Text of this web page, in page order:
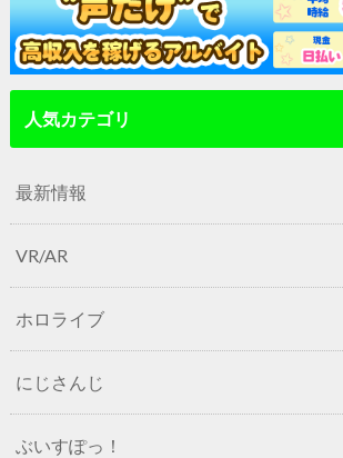
人気カテゴリ
最新情報
VR/AR
ホロライブ
にじさんじ
ぶいすぽっ！